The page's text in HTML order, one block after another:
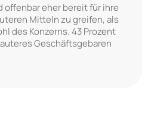
offenbar eher bereit für ihre
Mitteln zu greifen, als
des Konzerns. 43 Prozent
Geschäftsgebaren